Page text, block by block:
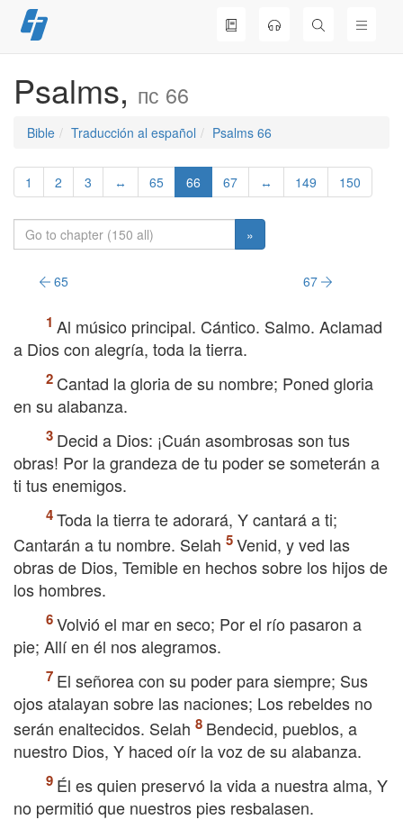
Skip
to
Psalms, пс 66
Bible Traducción al español Psalms 66
1 2 3 ↔ 65 66 67 ↔ 149 150
»
65 67
Al músico principal. Cántico. Salmo. Aclamad
a Dios con alegría, toda la tierra.
Cantad la gloria de su nombre; Poned gloria
en su alabanza.
Decid a Dios: ¡Cuán asombrosas son tus
obras! Por la grandeza de tu poder se someterán a
ti tus enemigos.
Toda la tierra te adorará, Y cantará a ti;
Cantarán a tu nombre. Selah
Venid, y ved las
obras de Dios, Temible en hechos sobre los hijos de
los hombres.
Volvió el mar en seco; Por el río pasaron a
pie; Allí en él nos alegramos.
El señorea con su poder para siempre; Sus
ojos atalayan sobre las naciones; Los rebeldes no
serán enaltecidos. Selah
Bendecid, pueblos, a
nuestro Dios, Y haced oír la voz de su alabanza.
Él es quien preservó la vida a nuestra alma, Y
no permitió que nuestros pies resbalasen.